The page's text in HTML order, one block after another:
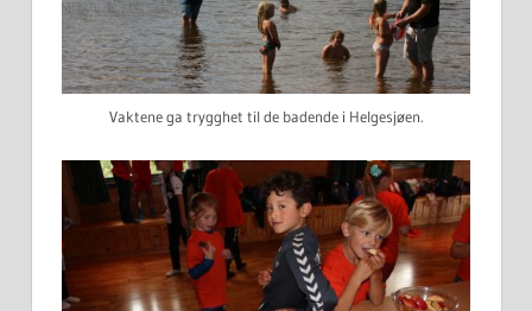
Vaktene ga trygghet til de badende i Helgesjøen.